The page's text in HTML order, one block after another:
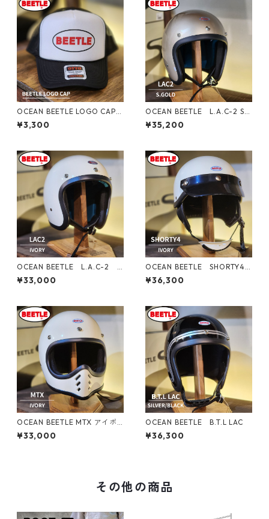
OCEAN BEETLE LOGO CAP
オーシャンビートル ロゴキャ
ップ メッシュキャップ シンプ
¥3,300
OCEAN BEETLE L.A.C-2 S.
Gold＆S.Gray オーシャンビ
ートル ヘルメット
¥35,200
OCEAN BEETLE L.A.C-2
オーシャンビートル ヘルメッ
ト
¥33,000
OCEAN BEETLE SHORTY4
オーシャンビートル ヘルメ
ット
¥36,300
OCEAN BEETLE MTX アイボ
リー Lサイズ
¥33,000
OCEAN BEETLE B.T.L LAC
¥36,300
その他の商品